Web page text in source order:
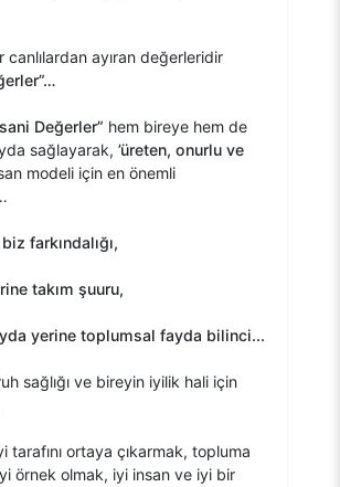
canlılardan ayıran değerleridir
Değerler” hem bireye hem de
sağlayarak, ’üreten, onurlu ve
modeli için en önemli
farkındalığı,
takım şuuru,
yerine toplumsal fayda bilinci...
sağlığı ve bireyin iyilik hali için
tarafını ortaya çıkarmak, topluma
örnek olmak, iyi insan ve iyi bir